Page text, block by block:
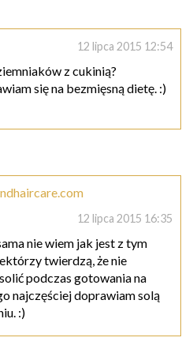
12 lipca 2015 12:54
z cukinią?
się na bezmięsną dietę. :)
12 lipca 2015 16:35
nie wiem jak jest z tym
twierdzą, że nie
podczas gotowania na
najczęściej doprawiam solą
:)